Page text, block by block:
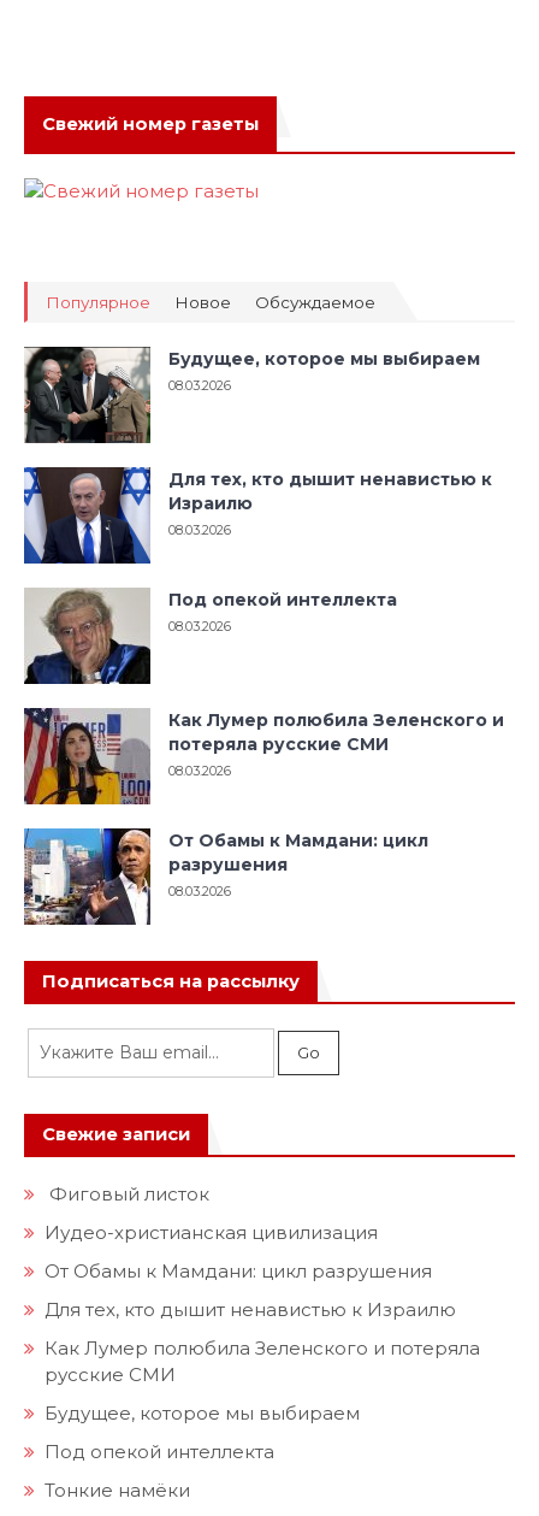
Свежий номер газеты
Популярное Новое Обсуждаемое
Будущее, которое мы выбираем
08.03.2026
Для тех, кто дышит ненавистью к
Израилю
08.03.2026
Под опекой интеллекта
08.03.2026
Как Лумер полюбила Зеленского и
потеряла русские СМИ
08.03.2026
От Обамы к Мамдани: цикл
разрушения
08.03.2026
Подписаться на рассылку
Свежие записи
Фиговый листок
Иудео-христианская цивилизация
От Обамы к Мамдани: цикл разрушения
Для тех, кто дышит ненавистью к Израилю
Как Лумер полюбила Зеленского и потеряла
русские СМИ
Будущее, которое мы выбираем
Под опекой интеллекта
Тонкие намёки